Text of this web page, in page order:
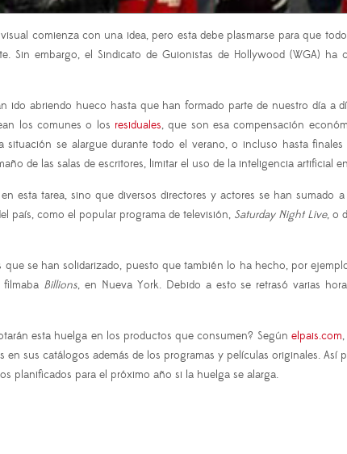
comienza con una idea, pero esta debe plasmarse para que
Sin embargo, el Sindicato de Guionistas de Hollywood (WGA)
ido abriendo hueco hasta que han formado parte de nuestro día
los comunes o los residuales, que son esa compensación
situación se alargue durante todo el verano, o incluso hasta
de las salas de escritores, limitar el uso de la inteligencia
esta tarea, sino que diversos directores y actores se han
país, como el popular programa de televisión, Saturday Night Live, o
se han solidarizado, puesto que también lo ha hecho, por
Billions, en Nueva York. Debido a esto se retrasó varias
esta huelga en los productos que consumen? Según elpais.com
en sus catálogos además de los programas y películas originales.
planificados para el próximo año si la huelga se alarga.